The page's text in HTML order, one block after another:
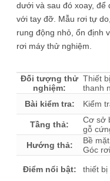
dưới và sau đó xoay, để
với tay đỡ. Mẫu rơi tự
rung động nhỏ, ổn định
rơi máy thử nghiệm.
Đối tượng thử
nghiệm:
Thiết
thanh
Bài kiểm tra:
Kiểm
Tầng thả:
Cơ sở
gỗ
Hướng thả:
Bề
Góc rơi
Điểm nổi bật: thiết bị